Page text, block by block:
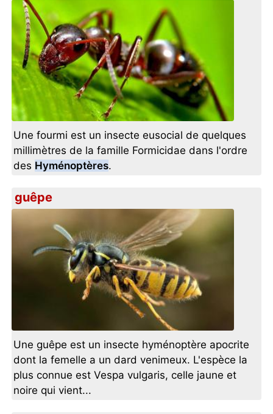
Une fourmi est un insecte eusocial de quelques
millimètres de la famille Formicidae dans l'ordre
des Hyménoptères.
guêpe
Une guêpe est un insecte hyménoptère apocrite
dont la femelle a un dard venimeux. L'espèce la
plus connue est Vespa vulgaris, celle jaune et
noire qui vient...